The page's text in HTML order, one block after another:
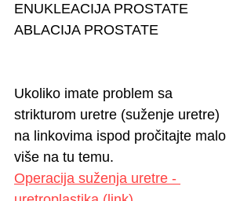
ENUKLEACIJA PROSTATE
ABLACIJA PROSTATE
Ukoliko imate problem sa
strikturom uretre (suženje uretre)
na linkovima ispod pročitajte malo
više na tu temu.
Operacija suženja uretre -